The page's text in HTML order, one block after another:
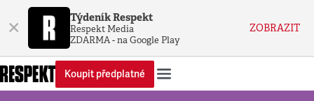
× Týdeník Respekt
Respekt Media
ZDARMA - na Google Play
ZOBRAZIT
Koupit předplatné